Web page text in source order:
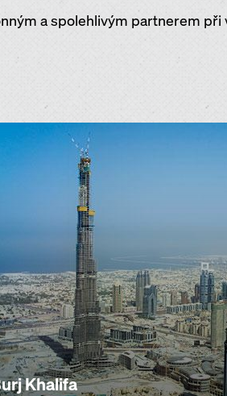
a spolehlivým partnerem při
Khalifa